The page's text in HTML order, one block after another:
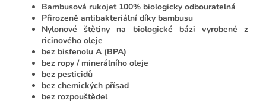
Bambusová rukojeť 100% biologicky odbouratelná
Přirozeně antibakteriální díky bambusu
Nylonové štětiny na biologické bázi vyrobené z
ricinového oleje
bez bisfenolu A (BPA)
bez ropy / minerálního oleje
bez pesticidů
bez chemických přísad
bez rozpouštědel